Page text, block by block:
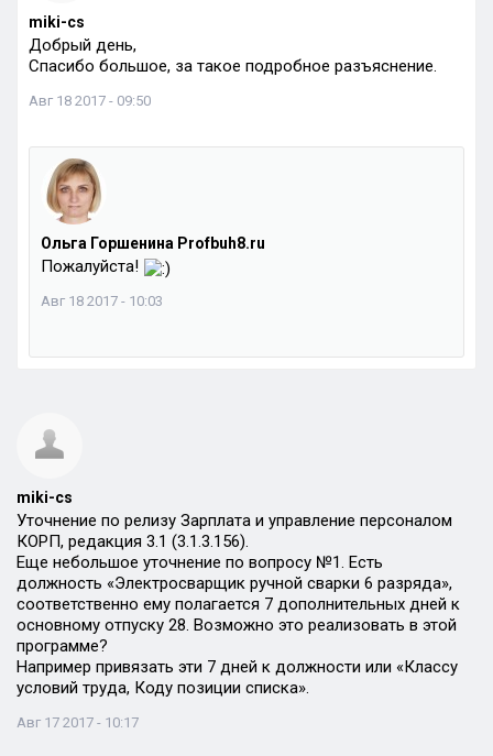
miki-cs
Добрый день,
Спасибо большое, за такое подробное разъяснение.
Авг 18 2017 - 09:50
Ольга Горшенина Profbuh8.ru
Пожалуйста!
Авг 18 2017 - 10:03
miki-cs
Уточнение по релизу Зарплата и управление персоналом
КОРП, редакция 3.1 (3.1.3.156).
Еще небольшое уточнение по вопросу №1. Есть
должность «Электросварщик ручной сварки 6 разряда»,
соответственно ему полагается 7 дополнительных дней к
основному отпуску 28. Возможно это реализовать в этой
программе?
Например привязать эти 7 дней к должности или «Классу
условий труда, Коду позиции списка».
Авг 17 2017 - 10:17